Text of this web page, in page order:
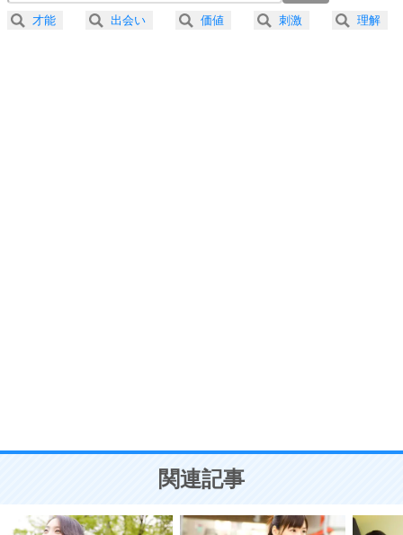
ことが大切。
2.5倍速 （470KB 2分0秒）
3.0倍速 （392KB 1分40秒）
才能 出会い 価値 刺激 理解
関連記事